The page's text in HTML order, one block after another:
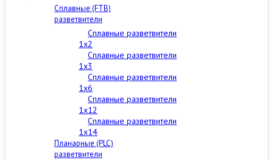
Сплавные (FTB)
разветвители
Сплавные разветвители
1x2
Сплавные разветвители
1x3
Сплавные разветвители
1x6
Сплавные разветвители
1x12
Сплавные разветвители
1x14
Планарные (PLC)
разветвители